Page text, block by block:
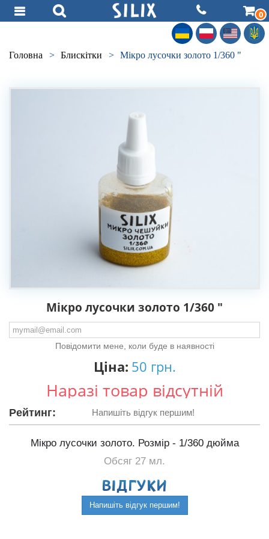
0
Головна > Блискітки > Мікро лусочки золото 1/360 "
Мікро лусочки золото 1/360 "
Повідомити мене, коли буде в наявності
Ціна: 50 грн.
Наразі товар відсутній
Рейтинг: Напишіть відгук першим!
Мікро лусочки золото. Розмір - 1/360 дюйма
Обсяг 27 мл.
ВIДГУКИ
Напишіть відгук першим!